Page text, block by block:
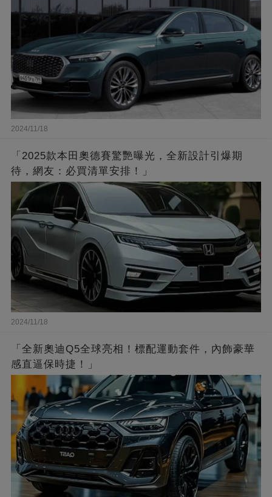
2024/11/18
「2025款本田奧德賽驚艷曝光，全新設計引爆期
待，網友：必買清單安排！」
2024/11/18
「全新奧迪Q5全球亮相！標配運動套件，內飾豪華
感直逼保時捷！」